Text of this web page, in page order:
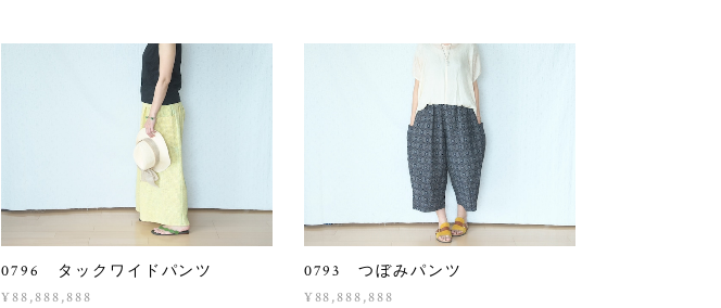
0796 タックワイドパンツ
¥88,888,888
0793 つぼみパンツ
¥88,888,888